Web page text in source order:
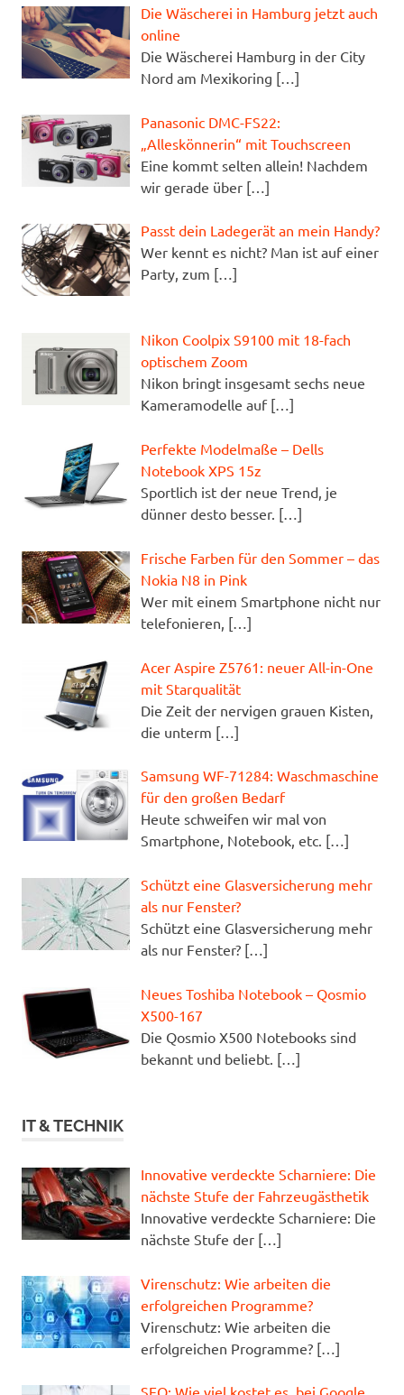
Die Wäscherei in Hamburg jetzt auch
online
Die Wäscherei Hamburg in der City
Nord am Mexikoring […]
Panasonic DMC-FS22:
„Alleskönnerin“ mit Touchscreen
Eine kommt selten allein! Nachdem
wir gerade über […]
Passt dein Ladegerät an mein Handy?
Wer kennt es nicht? Man ist auf einer
Party, zum […]
Nikon Coolpix S9100 mit 18-fach
optischem Zoom
Nikon bringt insgesamt sechs neue
Kameramodelle auf […]
Perfekte Modelmaße – Dells
Notebook XPS 15z
Sportlich ist der neue Trend, je
dünner desto besser. […]
Frische Farben für den Sommer – das
Nokia N8 in Pink
Wer mit einem Smartphone nicht nur
telefonieren, […]
Acer Aspire Z5761: neuer All-in-One
mit Starqualität
Die Zeit der nervigen grauen Kisten,
die unterm […]
Samsung WF-71284: Waschmaschine
für den großen Bedarf
Heute schweifen wir mal von
Smartphone, Notebook, etc. […]
Schützt eine Glasversicherung mehr
als nur Fenster?
Schützt eine Glasversicherung mehr
als nur Fenster? […]
Neues Toshiba Notebook – Qosmio
X500-167
Die Qosmio X500 Notebooks sind
bekannt und beliebt. […]
IT & TECHNIK
Innovative verdeckte Scharniere: Die
nächste Stufe der Fahrzeugästhetik
Innovative verdeckte Scharniere: Die
nächste Stufe der […]
Virenschutz: Wie arbeiten die
erfolgreichen Programme?
Virenschutz: Wie arbeiten die
erfolgreichen Programme? […]